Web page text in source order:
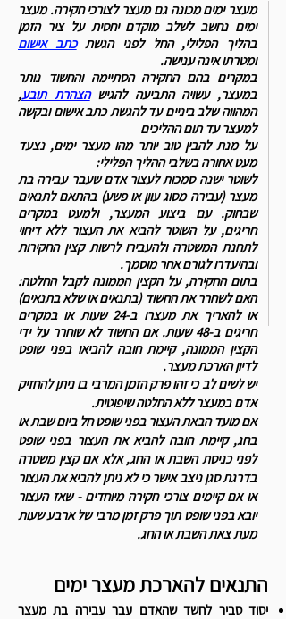
מעצר ימים מכונה גם מעצר לצורכי חקירה. מעצר
ימים נחשב לשלב מוקדם יחסית על ציר הזמן
בהליך הפלילי, החל לפני הגשתכתב אישום
ומטרתו אינה ענישה.
במקרים בהם החקירה הסתיימה והחשוד נותר
במעצר, עשויה התביעה להגישהצהרת תובע,
המהווה שלב ביניים עד להגשת כתב אישום ובקשה
למעצר עד תום ההליכים
על מנת להבין טוב יותר מהו מעצר ימים, נצעד
מעט אחורה בשלבי ההליך הפלילי:
לשוטר ישנה סמכות לעצור אדם שעבר עבירה בת
מעצר (עבירה מסוג עוון או פשע) בהתאם לתנאים
שבחוק.עם ביצוע המעצר, ולמעט במקרים
חריגים, על השוטר להביא את העצור ללא דיחוי
לתחנת המשטרה ולהעבירו לרשות קצין החקירות
ובהיעדרו לגורם אחר מוסמך.
בתום החקירה, על הקצין הממונה לקבל החלטה:
האם לשחרר את החשוד (בתנאים או שלא בתנאים)
או להאריך את מעצרו ב-24 שעות או במקרים
חריגים ב-48 שעות. אם החשוד לא שוחרר על ידי
הקצין הממונה, קיימת חובה להביאו בפני שופט
לדיון הארכת מעצר.
יש לשים לב כי זהו פרק הזמן המרבי בו ניתן להחזיק
אדם במעצר ללא החלטה שיפוטית.
אם מועד הבאת העצור בפני שופט חל ביום שבת או
בחג, קיימת חובה להביא את העצור בפני שופט
לפני כניסת השבת או החג, אלא אם קצין משטרה
בדרגת סגן ניצב אישר כי לא ניתן להביא את העצור
או אם קיימים צורכי חקירה מיוחדים - שאז העצור
יובא בפני שופט תוך פרק זמן מרבי של ארבע שעות
מעת צאת השבת או החג.
התנאים להארכת מעצר ימים
יסוד סביר לחשד שהאדם עבר עבירה בת מעצר